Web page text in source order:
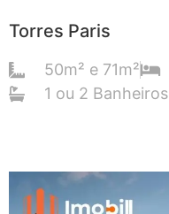
Torres Paris
50m² e 71m²
1 ou 2 Banheiros